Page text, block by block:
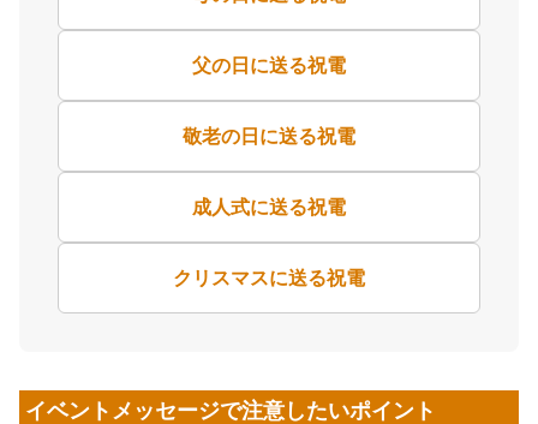
父の日に送る祝電
敬老の日に送る祝電
成人式に送る祝電
クリスマスに送る祝電
イベントメッセージで注意したいポイント